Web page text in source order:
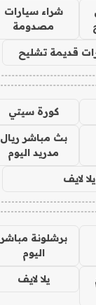
شراء سيارات
مصدومة
قديمة تشليح
كورة سيتي
بث مباشر ريال
مدريد اليوم
يلا لايف
برشلونة مباشر
اليوم
يلا لايف